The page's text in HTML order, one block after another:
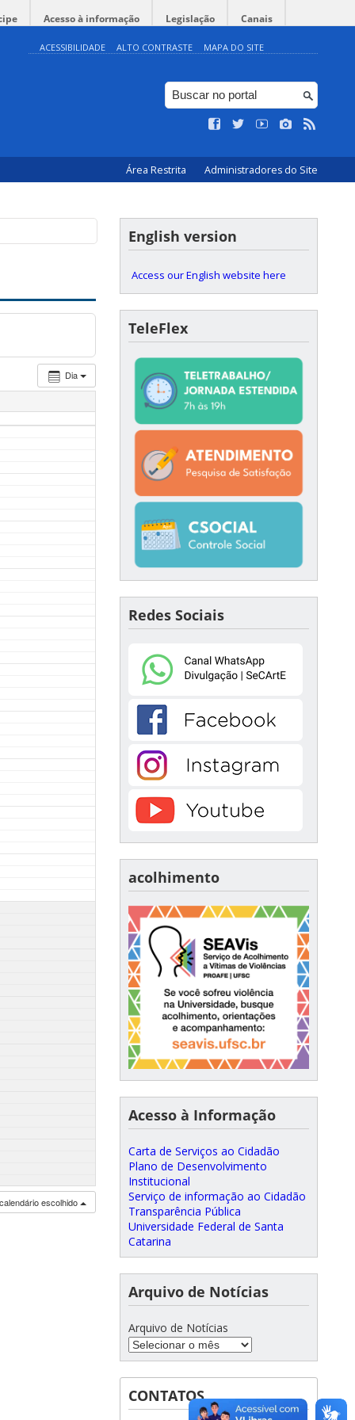
Acesso à informação Legislação Canais
ACESSIBILIDADE ALTO CONTRASTE MAPA DO SITE
Área Restrita Administradores do Site
Dia
escolhido
English version
Access our English website here
TeleFlex
Redes Sociais
acolhimento
Acesso à Informação
Carta de Serviços ao Cidadão
Plano de Desenvolvimento
Institucional
Serviço de informação ao Cidadão
Transparência Pública
Universidade Federal de Santa
Catarina
Arquivo de Notícias
Arquivo de Notícias
CONTATOS